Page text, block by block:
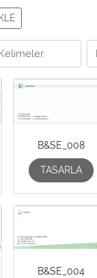
B&SE_008
TASARLA
B&SE_004